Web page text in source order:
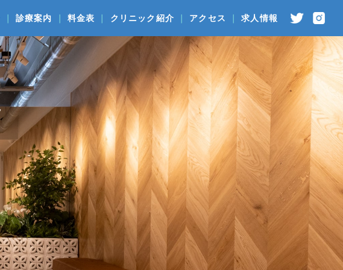
診療案内 料金表 クリニック紹介 アクセス 求人情報